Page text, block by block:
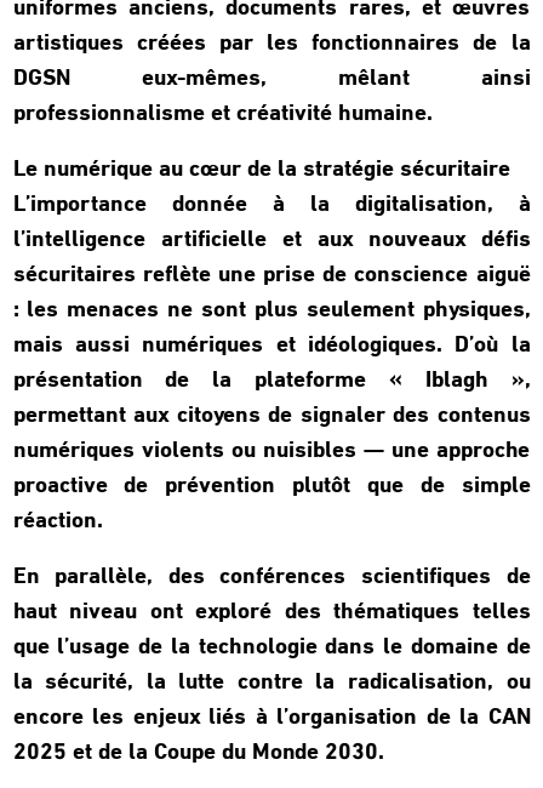
uniformes anciens, documents rares, et œuvres
artistiques créées par les fonctionnaires de la
DGSN eux-mêmes, mêlant ainsi
professionnalisme et créativité humaine.
Le numérique au cœur de la stratégie sécuritaire
L’importance donnée à la digitalisation, à
l’intelligence artificielle et aux nouveaux défis
sécuritaires reflète une prise de conscience aiguë
: les menaces ne sont plus seulement physiques,
mais aussi numériques et idéologiques. D’où la
présentation de la plateforme « Iblagh »,
permettant aux citoyens de signaler des contenus
numériques violents ou nuisibles — une approche
proactive de prévention plutôt que de simple
réaction.
En parallèle, des conférences scientifiques de
haut niveau ont exploré des thématiques telles
que l’usage de la technologie dans le domaine de
la sécurité, la lutte contre la radicalisation, ou
encore les enjeux liés à l’organisation de la CAN
2025 et de la Coupe du Monde 2030.